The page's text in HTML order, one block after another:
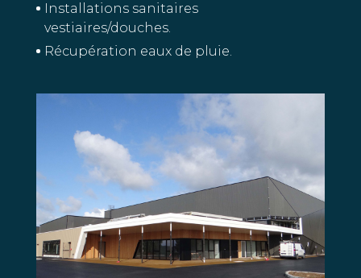
Installations sanitaires
vestiaires/douches.
Récupération eaux de pluie.